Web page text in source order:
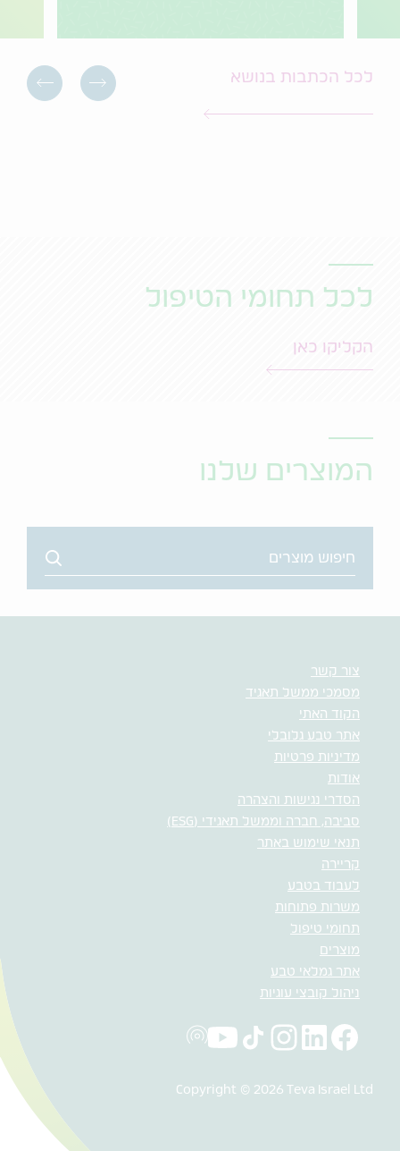
לכל הכתבות בנושא
לכל תחומי הטיפול
הקליקו כאן
המוצרים שלנו
Search
צור קשר
מסמכי ממשל תאגיד
הקוד האתי
אתר טבע גלובלי
מדיניות פרטיות
אודות
הסדרי נגישות והצהרה
סביבה, חברה וממשל תאגידי (ESG)
תנאי שימוש באתר
קריירה
לעבוד בטבע
משרות פתוחות
תחומי טיפול
מוצרים
אתר גמלאי טבע
ניהול קובצי עוגיות
Copyright © 2026 Teva Israel Ltd